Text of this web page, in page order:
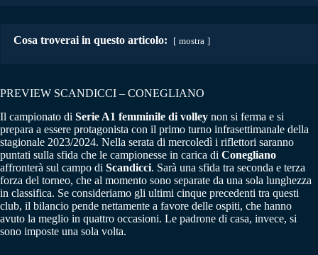
Cosa troverai in questo articolo: mostra
PREVIEW SCANDICCI – CONEGLIANO
Il campionato di Serie A1 femminile di volley non si ferma e si
prepara a essere protagonista con il primo turno infrasettimanale della
stagionale 2023/2024. Nella serata di mercoledì i riflettori saranno
puntati sulla sfida che le campionesse in carica di Conegliano
affronterà sul campo di Scandicci. Sarà una sfida tra seconda e terza
forza del torneo, che al momento sono separate da una sola lunghezza
in classifica. Se consideriamo gli ultimi cinque precedenti tra questi
club, il bilancio pende nettamente a favore delle ospiti, che hanno
avuto la meglio in quattro occasioni. Le padrone di casa, invece, si
sono imposte una sola volta.